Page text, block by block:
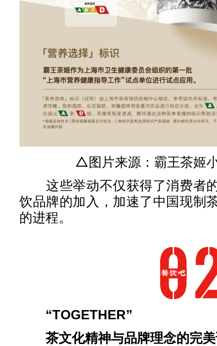
△图片来源：霸王茶姬
这些举动不仅获得了消费者
饮品牌的加入，加速了中国现制
的进程。
“TOGETHER”
茶文化精神与品牌理念的完